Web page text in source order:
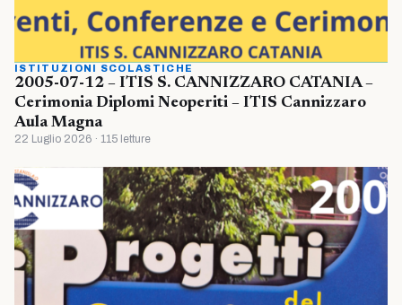
ISTITUZIONI SCOLASTICHE
2005-07-12 – ITIS S. CANNIZZARO CATANIA –
Cerimonia Diplomi Neoperiti – ITIS Cannizzaro
Aula Magna
22 Luglio 2026 · 115 letture